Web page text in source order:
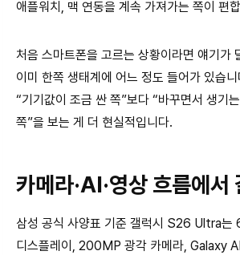
애플워치, 맥 연동을 계속 가져가는 쪽이 편
처음 스마트폰을 고르는 상황이라면 얘기가
이미 한쪽 생태계에 어느 정도 들어가 있습
“기기값이 조금 싼 쪽”보다 “바꾸면서 생기
쪽”을 보는 게 더 현실적입니다.
카메라·AI·영상 흐름에서
삼성 공식 사양표 기준 갤럭시 S26 Ultra
디스플레이, 200MP 광각 카메라, Galaxy